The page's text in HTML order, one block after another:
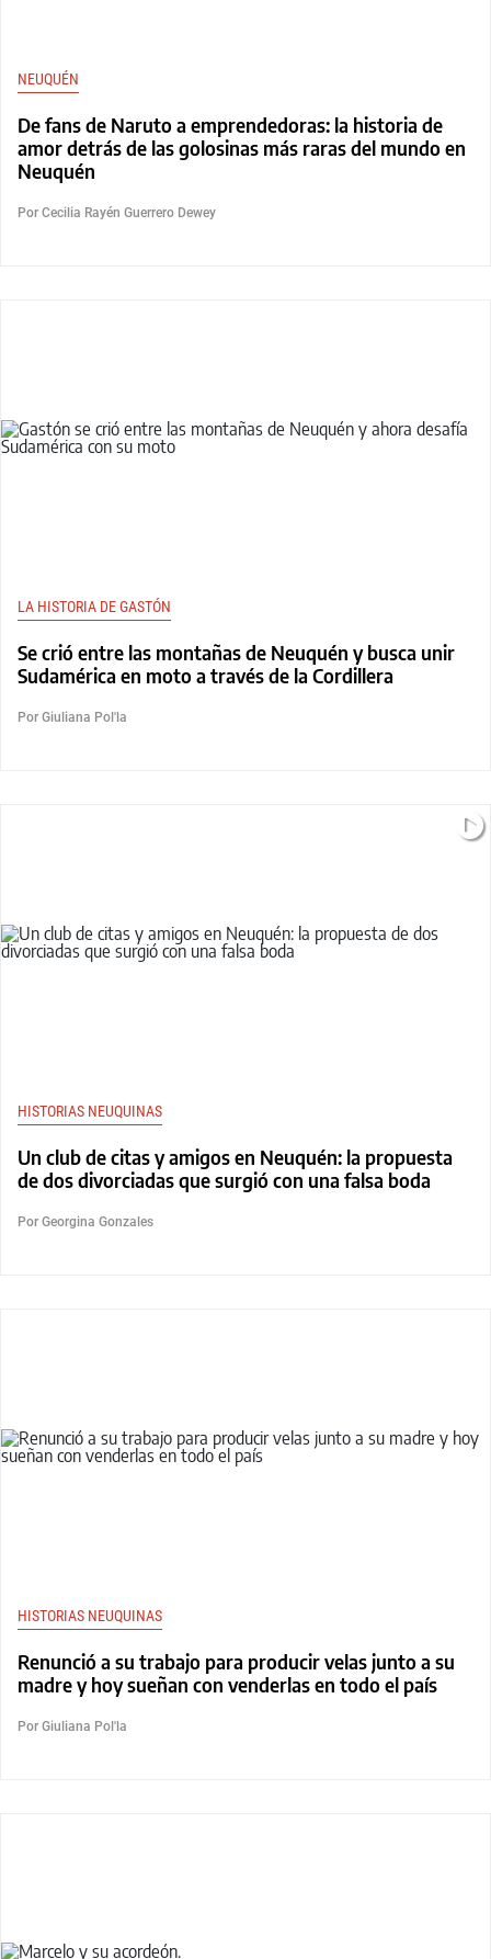
NEUQUÉN
De fans de Naruto a emprendedoras: la historia de
amor detrás de las golosinas más raras del mundo en
Neuquén
Por Cecilia Rayén Guerrero Dewey
LA HISTORIA DE GASTÓN
Se crió entre las montañas de Neuquén y busca unir
Sudamérica en moto a través de la Cordillera
Por Giuliana Pol'la
HISTORIAS NEUQUINAS
Un club de citas y amigos en Neuquén: la propuesta
de dos divorciadas que surgió con una falsa boda
Por Georgina Gonzales
HISTORIAS NEUQUINAS
Renunció a su trabajo para producir velas junto a su
madre y hoy sueñan con venderlas en todo el país
Por Giuliana Pol'la